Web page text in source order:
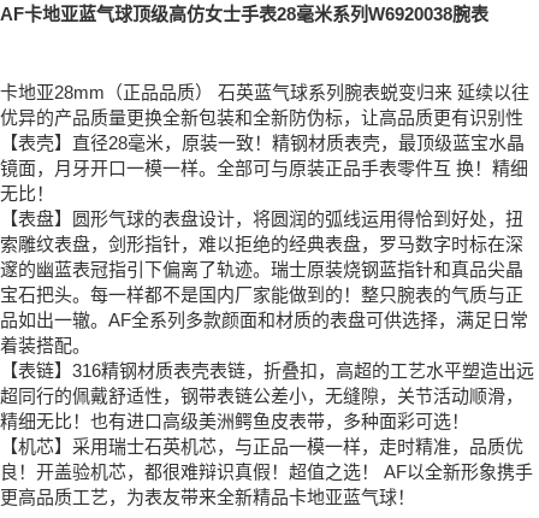
AF卡地亚蓝气球顶级高仿女士手表28毫米系列W6920038腕表
卡地亚28mm（正品品质） 石英蓝气球系列腕表蜕变归来 延续以往
优异的产品质量更换全新包装和全新防伪标，让高品质更有识别性
【表壳】直径28毫米，原装一致！精钢材质表壳，最顶级蓝宝水晶
镜面，月牙开口一模一样。全部可与原装正品手表零件互 换！精细
无比！
【表盘】圆形气球的表盘设计，将圆润的弧线运用得恰到好处，扭
索雕纹表盘，剑形指针，难以拒绝的经典表盘，罗马数字时标在深
邃的幽蓝表冠指引下偏离了轨迹。瑞士原装烧钢蓝指针和真品尖晶
宝石把头。每一样都不是国内厂家能做到的！整只腕表的气质与正
品如出一辙。AF全系列多款颜面和材质的表盘可供选择，满足日常
着装搭配。
【表链】316精钢材质表壳表链，折叠扣，高超的工艺水平塑造出远
超同行的佩戴舒适性，钢带表链公差小，无缝隙，关节活动顺滑，
精细无比！也有进口高级美洲鳄鱼皮表带，多种面彩可选！
【机芯】采用瑞士石英机芯，与正品一模一样，走时精准，品质优
良！开盖验机芯，都很难辩识真假！超值之选！ AF以全新形象携手
更高品质工艺，为表友带来全新精品卡地亚蓝气球！